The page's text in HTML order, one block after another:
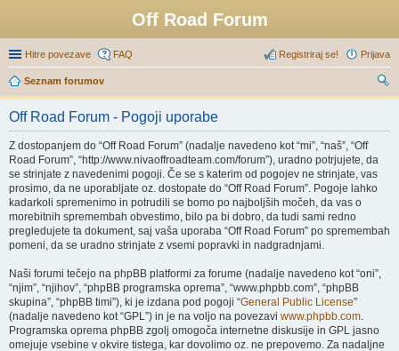
Off Road Forum
Hitre povezave FAQ Prijava
Registriraj se!
Seznam forumov
sk
Off Road Forum - Pogoji uporabe
Z dostopanjem do “Off Road Forum” (nadalje navedeno kot “mi”, “naš”, “Off
Road Forum”, “http://www.nivaoffroadteam.com/forum”), uradno potrjujete, da
se strinjate z navedenimi pogoji. Če se s katerim od pogojev ne strinjate, vas
prosimo, da ne uporabljate oz. dostopate do “Off Road Forum”. Pogoje lahko
kadarkoli spremenimo in potrudili se bomo po najboljših močeh, da vas o
morebitnih spremembah obvestimo, bilo pa bi dobro, da tudi sami redno
pregledujete ta dokument, saj vaša uporaba “Off Road Forum” po spremembah
pomeni, da se uradno strinjate z vsemi popravki in nadgradnjami.
Naši forumi tečejo na phpBB platformi za forume (nadalje navedeno kot “oni”,
“njim”, “njihov”, “phpBB programska oprema”, “www.phpbb.com”, “phpBB
skupina”, “phpBB timi”), ki je izdana pod pogoji “General Public License”
(nadalje navedeno kot “GPL”) in je na voljo na povezavi www.phpbb.com.
Programska oprema phpBB zgolj omogoča internetne diskusije in GPL jasno
omejuje vsebine v okvire tistega, kar dovolimo oz. ne prepovemo. Za nadaljne